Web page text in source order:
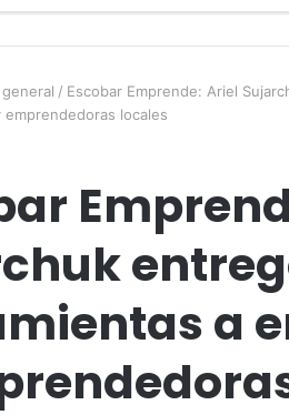
/ Escobar Emprende: Ariel
locales
a